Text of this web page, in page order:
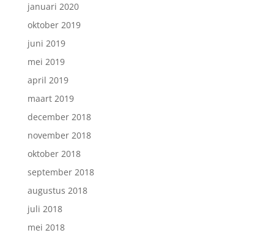
januari 2020
oktober 2019
juni 2019
mei 2019
april 2019
maart 2019
december 2018
november 2018
oktober 2018
september 2018
augustus 2018
juli 2018
mei 2018